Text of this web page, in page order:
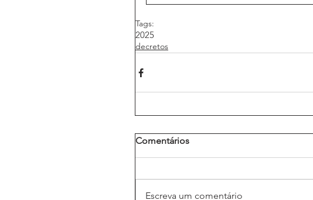
Tags:
2025
decretos
Comentários
Escreva um comentário